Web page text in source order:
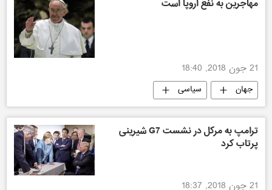
مهاجرین به نفع اروپا است
21 جون 2018, 18:40
جهان سیاسی
ترامپ به مرکل در نشست G7 شیرینی
پرتاب کرد